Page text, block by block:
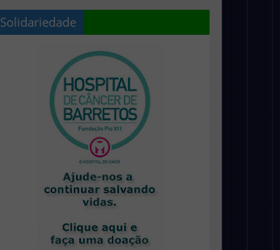
Solidariedade